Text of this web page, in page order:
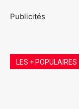
Publicités
LES + POPULAIRES